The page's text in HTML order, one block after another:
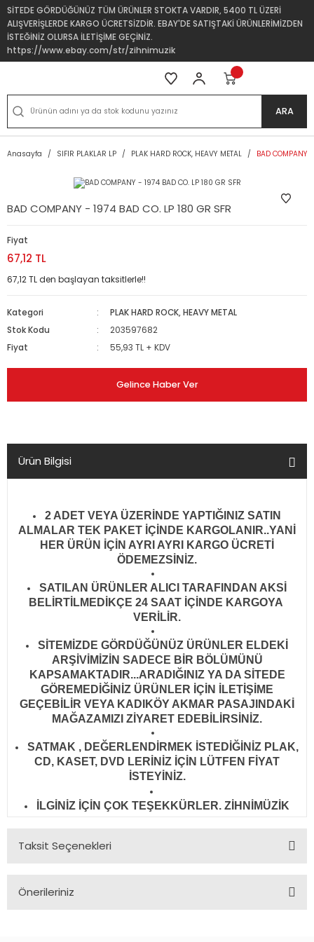
SİTEDE GÖRDÜĞÜNÜZ TÜM ÜRÜNLER STOKTA VARDIR, 5400 TL ÜZERİ
ALIŞVERİŞLERDE KARGO ÜCRETSİZDİR. EBAY'DE SATIŞTAKİ ÜRÜNLERİMİZDEN
İSTEĞİNİZ OLURSA İLETİŞİME GEÇİNİZ.
https://www.ebay.com/str/zihnimuzik
ARA
Anasayfa SIFIR PLAKLAR LP PLAK HARD ROCK, HEAVY METAL BAD COMPANY
BAD COMPANY - 1974 BAD CO. LP 180 GR SFR
Fiyat
67,12 TL
67,12 TL den başlayan taksitlerle!!
Kategori
PLAK HARD ROCK, HEAVY METAL
Stok Kodu
203597682
Fiyat
55,93 TL + KDV
Gelince Haber Ver
Ürün Bilgisi
2 ADET VEYA ÜZERİNDE YAPTIĞINIZ SATIN
ALMALAR TEK PAKET İÇİNDE KARGOLANIR..YANİ
HER ÜRÜN İÇİN AYRI AYRI KARGO ÜCRETİ
ÖDEMEZSİNİZ.
SATILAN ÜRÜNLER ALICI TARAFINDAN AKSİ
BELİRTİLMEDİKÇE 24 SAAT İÇİNDE KARGOYA
VERİLİR.
SİTEMİZDE GÖRDÜĞÜNÜZ ÜRÜNLER ELDEKİ
ARŞİVİMİZİN SADECE BİR BÖLÜMÜNÜ
KAPSAMAKTADIR...ARADIĞINIZ YA DA SİTEDE
GÖREMEDİĞİNİZ ÜRÜNLER İÇİN İLETİŞİME
GEÇEBİLİR VEYA KADIKÖY AKMAR PASAJINDAKİ
MAĞAZAMIZI ZİYARET EDEBİLİRSİNİZ.
SATMAK , DEĞERLENDİRMEK İSTEDİĞİNİZ PLAK,
CD, KASET, DVD LERİNİZ İÇİN LÜTFEN FİYAT
İSTEYİNİZ.
İLGİNİZ İÇİN ÇOK TEŞEKKÜRLER. ZİHNİMÜZİK
Taksit Seçenekleri
Önerileriniz